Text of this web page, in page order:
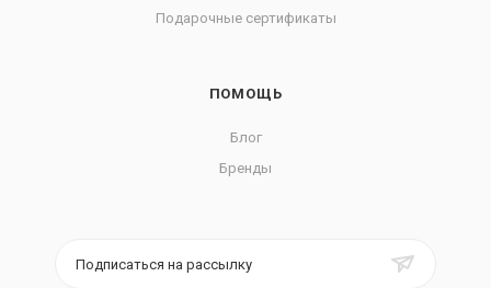
Подарочные сертификаты
ПОМОЩЬ
Блог
Бренды
Подписаться на рассылку